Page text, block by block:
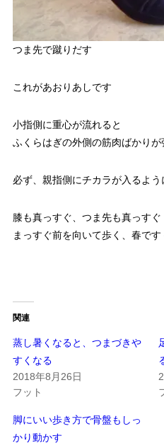
つま先で蹴りだす
これがあおりあしです
小指側に重心が流れると
ふくらはぎの外側の筋肉ばかりが
必ず、親指側にチカラが入るよう
膝も真っすぐ、つま先も真っすぐ
まっすぐ前を向いて歩く、春です
関連
蒸し暑くなると、つまづきや
すくなる
2018年8月26日
フット
脚にいい歩き方で骨盤もしっ
かり動かす